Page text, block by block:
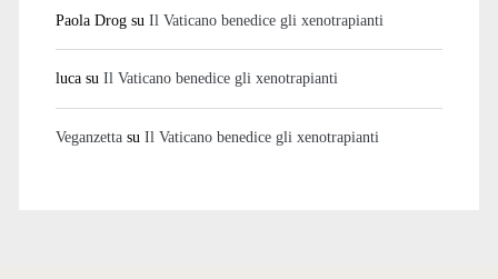
Paola Drogsu Il Vaticano benedice gli xenotrapianti
lucasu Il Vaticano benedice gli xenotrapianti
Veganzettasu Il Vaticano benedice gli xenotrapianti